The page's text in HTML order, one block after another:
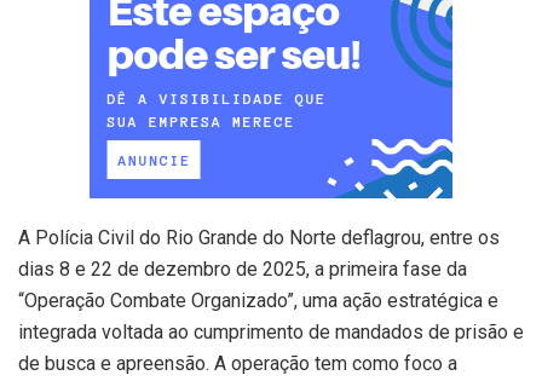
A Polícia Civil do Rio Grande do Norte deflagrou, entre os
dias 8 e 22 de dezembro de 2025, a primeira fase da
“Operação Combate Organizado”, uma ação estratégica e
integrada voltada ao cumprimento de mandados de prisão e
de busca e apreensão. A operação tem como foco a